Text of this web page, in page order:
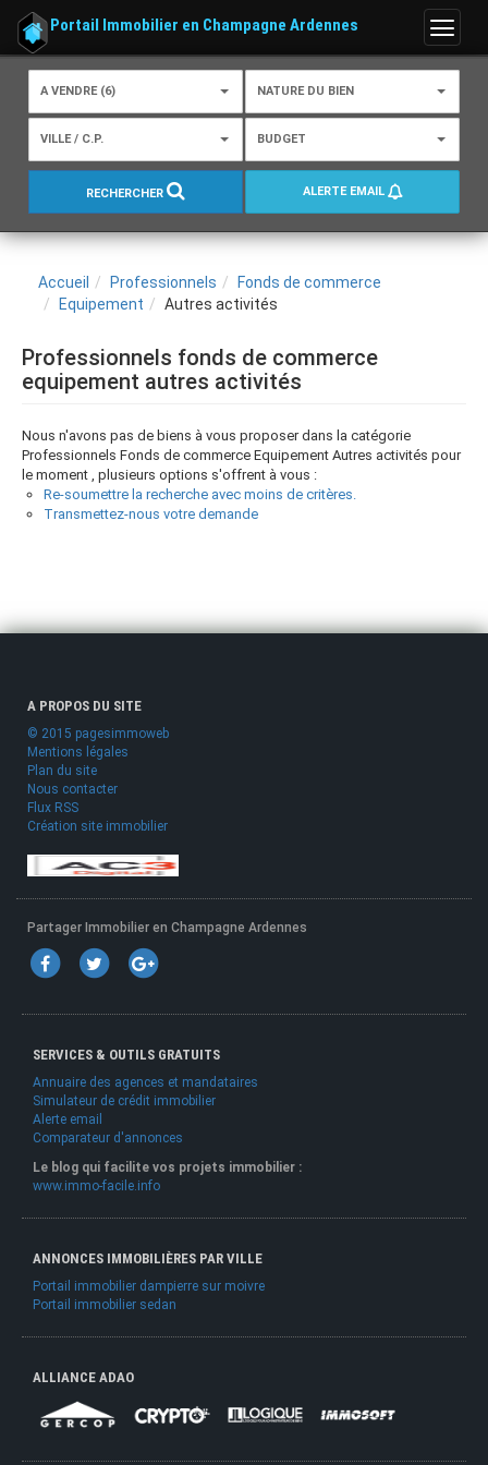
Menu
Portail Immobilier en Champagne Ardennes
A VENDRE (6) NATURE DU BIEN
VILLE / C.P. BUDGET
RECHERCHER ALERTE EMAIL
Accueil Professionnels
Fonds de commerce
Equipement
Autres activités
Professionnels fonds de commerce
equipement autres activités
Nous n'avons pas de biens à vous proposer dans la catégorie
Professionnels Fonds de commerce Equipement Autres activités pour
le moment , plusieurs options s'offrent à vous :
Re-soumettre la recherche avec moins de critères.
Transmettez-nous votre demande
A PROPOS DU SITE
© 2015 pagesimmoweb
Mentions légales
Plan du site
Nous contacter
Flux RSS
Création site immobilier
Partager Immobilier en Champagne Ardennes
SERVICES & OUTILS GRATUITS
Annuaire des agences et mandataires
Simulateur de crédit immobilier
Alerte email
Comparateur d'annonces
Le blog qui facilite vos projets immobilier :
www.immo-facile.info
ANNONCES IMMOBILIÈRES PAR VILLE
Portail immobilier dampierre sur moivre
Portail immobilier sedan
ALLIANCE ADAO